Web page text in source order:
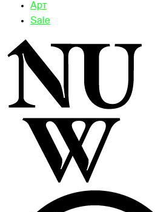
Арт
Sale